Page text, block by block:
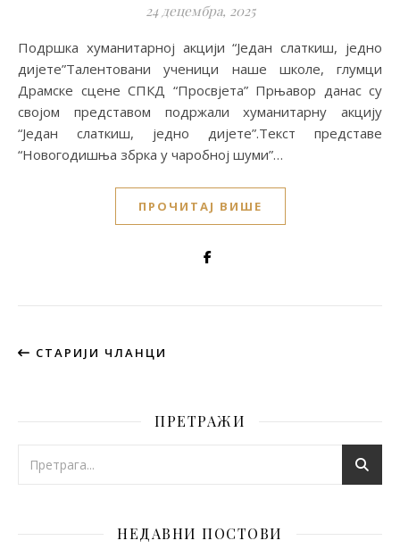
24 децембра, 2025
Подршка хуманитарној акцији “Један слаткиш, једно
дијете”Талентовани ученици наше школе, глумци
Драмске сцене СПКД “Просвјета” Прњавор данас су
својом представом подржали хуманитарну акцију
“Један слаткиш, једно дијете”.Текст представе
“Новогодишња збрка у чаробној шуми”…
ПРОЧИТАЈ ВИШЕ
СТАРИЈИ ЧЛАНЦИ
ПРЕТРАЖИ
НЕДАВНИ ПОСТОВИ